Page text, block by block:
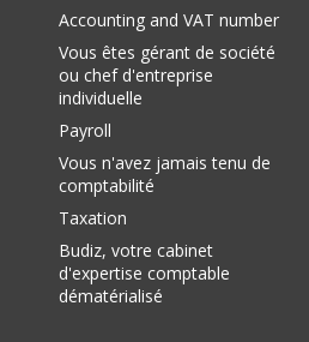
Accounting and VAT number
Vous êtes gérant de société
ou chef d'entreprise
individuelle
Payroll
Vous n'avez jamais tenu de
comptabilité
Taxation
Budiz, votre cabinet
d'expertise comptable
dématérialisé